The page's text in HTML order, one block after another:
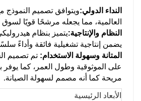
النداء الدولي:ويتوافق تصميم النموذج
العالمية، مما يجعله مرشحًا قويًا لسوق
النظام والإنتاجية:يتميز بنظام
يضمن إنتاجية تشغيلية فائقة وأداءً
المتانة وسهولة الاستخدام: تم تصميم
على الموثوقية وطول العمر، كما يوفر
مريحة كما أنه مصمم لسهولة الصيانة.
الأبعاد الرئيسية